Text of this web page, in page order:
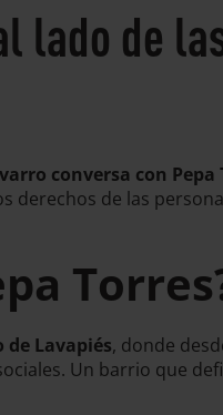
lado de
conversa con
derechos de las
Lavapiés, donde
Un barrio que